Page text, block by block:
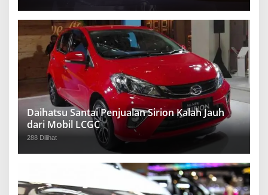
Daihatsu Santai Penjualan Sirion Kalah Jauh
dari Mobil LCGC
288 Dilihat